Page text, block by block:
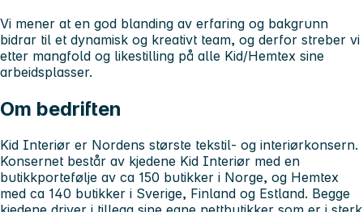
Vi mener at en god blanding av erfaring og bakgrunn
bidrar til et dynamisk og kreativt team, og derfor streber vi
etter mangfold og likestilling på alle Kid/Hemtex sine
arbeidsplasser.
Om bedriften
Kid Interiør er Nordens største tekstil- og interiørkonsern.
Konsernet består av kjedene Kid Interiør med en
butikkportefølje av ca 150 butikker i Norge, og Hemtex
med ca 140 butikker i Sverige, Finland og Estland. Begge